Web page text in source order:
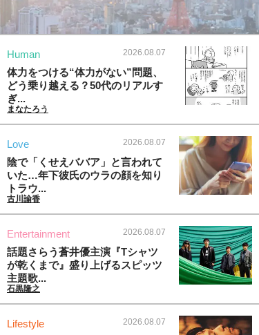
Human 2026.08.07
体力をつける“体力がない”問題、
どう乗り越える？50代のリアルす
ぎ...
まなたろう
Love 2026.08.07
陰で「くせえババア」と言われて
いた…年下彼氏のウラの顔を知り
トラウ...
古川諭香
Entertainment 2026.08.07
話題さらう蒼井優主演『Tシャツ
が乾くまで』盛り上げるスピッツ
主題歌...
石黒隆之
Lifestyle 2026.08.07